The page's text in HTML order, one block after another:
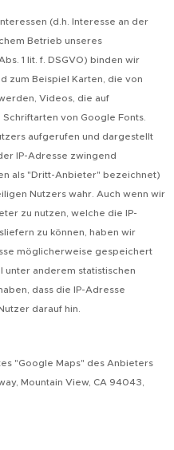
(d.h. Interesse an der
Betrieb unseres
1 lit. f. DSGVO) binden wir
zum Beispiel Karten, die von
Videos, die auf
von Google Fonts.
aufgerufen und dargestellt
IP-Adresse zwingend
als "Dritt-Anbieter" bezeichnet)
Nutzers wahr. Auch wenn wir
zu nutzen, welche die IP-
zu können, haben wir
möglicherweise gespeichert
unter anderem statistischen
dass die IP-Adresse
darauf hin.
"Google Maps" des Anbieters
Mountain View, CA 94043,